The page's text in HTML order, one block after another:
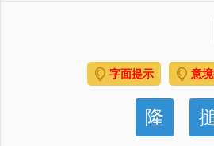
字面提示 意
隆